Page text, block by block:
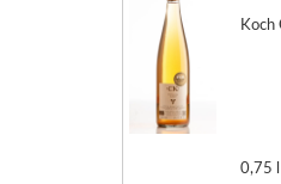
Koch
0,75 l